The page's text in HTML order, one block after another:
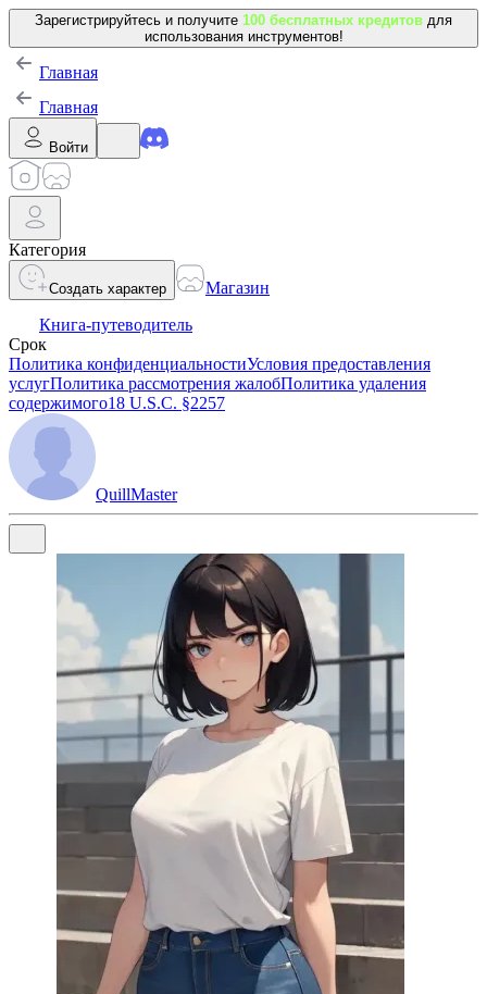
Зарегистрируйтесь и получите 100 бесплатных кредитов для
использования инструментов!
Главная
Главная
Войти
Категория
Создать характер
Магазин
Книга-путеводитель
Срок
Политика конфиденциальностиУсловия предоставления
услугПолитика рассмотрения жалобПолитика удаления
содержимого18 U.S.C. §2257
QuillMaster